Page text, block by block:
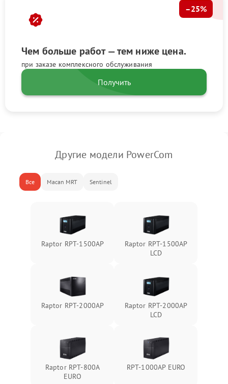
Чем больше работ — тем ниже цена.
при заказе комплексного обслуживания
–25%
Получить
Другие модели PowerCom
Все Macan MRT Sentinel
Raptor RPT-1500AP
Raptor RPT-1500AP
LCD
Raptor RPT-2000AP
Raptor RPT-2000AP
LCD
Raptor RPT-800A
EURO
RPT-1000AР EURO